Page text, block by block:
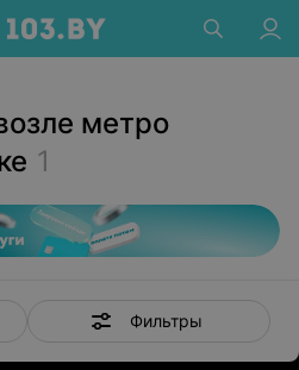
метро
1
Фильтры